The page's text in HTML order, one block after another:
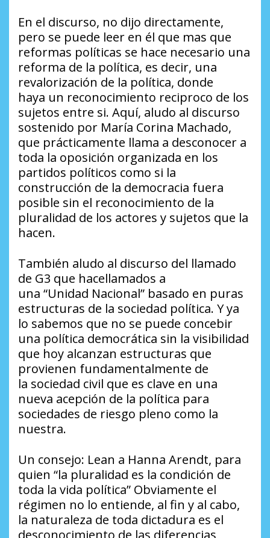
En el discurso, no dijo directamente,
pero se puede leer en él que mas que
reformas políticas se hace necesario una
reforma de la política, es decir, una
revalorización de la política, donde
haya un reconocimiento reciproco de los
sujetos entre si. Aquí, aludo al discurso
sostenido por María Corina Machado,
que prácticamente llama a desconocer a
toda la oposición organizada en los
partidos políticos como si la
construcción de la democracia fuera
posible sin el reconocimiento de la
pluralidad de los actores y sujetos que la
hacen.
También aludo al discurso del llamado
de G3 que hacellamados a
una “Unidad Nacional” basado en puras
estructuras de la sociedad política. Y ya
lo sabemos que no se puede concebir
una política democrática sin la visibilidad
que hoy alcanzan estructuras que
provienen fundamentalmente de
la sociedad civil que es clave en una
nueva acepción de la política para
sociedades de riesgo pleno como la
nuestra.
Un consejo: Lean a Hanna Arendt, para
quien “la pluralidad es la condición de
toda la vida política” Obviamente el
régimen no lo entiende, al fin y al cabo,
la naturaleza de toda dictadura es el
desconocimiento de las diferencias,